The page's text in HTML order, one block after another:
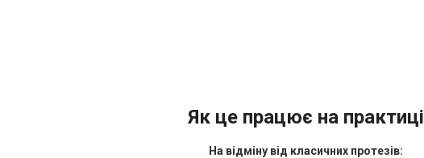
Як це працює на практиці
На відміну від класичних протезів: